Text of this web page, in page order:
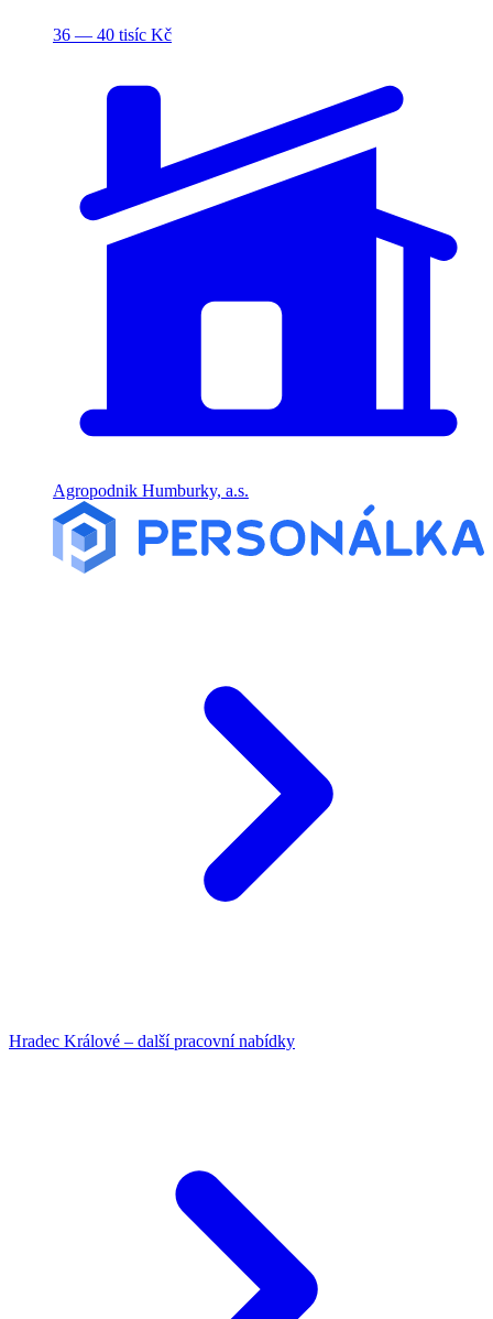
36 — 40 tisíc Kč
Agropodnik Humburky, a.s.
Hradec Králové – další pracovní nabídky